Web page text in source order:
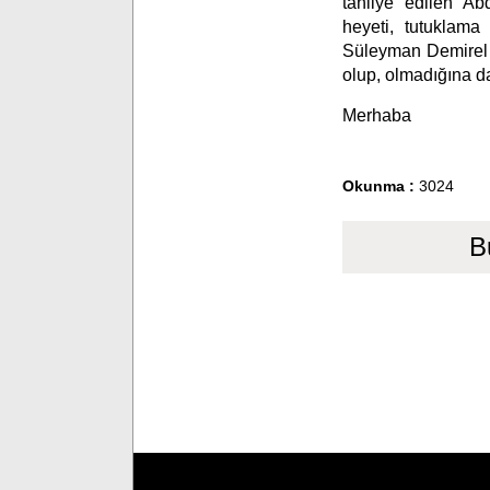
heyeti,
Süleyman Demirel
olup, olmadığına
Merhaba
Okunma : 3024